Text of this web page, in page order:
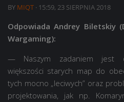
BY MIQT · 15:59, 23 SIERPNIA 2018
Odpowiada Andrey Biletskiy
Wargaming):
— Naszym zadaniem jest
większości starych map do
tych mocno „leciwych” oraz
projektowania, jak np.